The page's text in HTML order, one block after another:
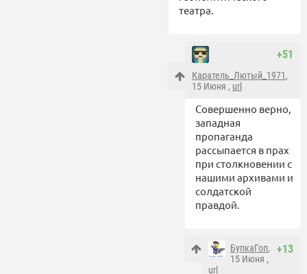
театра.
+51
Каратель_Лютый_1971,
15 Июня , url
Совершенно верно,
западная
пропаганда
рассыпается в прах
при столкновении с
нашими архивами и
солдатской
правдой.
+13
БупкаГоп,
15 Июня ,
url